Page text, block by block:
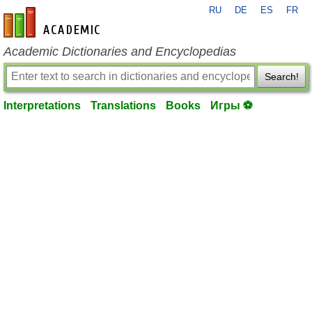
en-academic.com
RU DE ES FR
Academic Dictionaries and Encyclopedias
Search!
Interpretations Translations Books Игры ⚽